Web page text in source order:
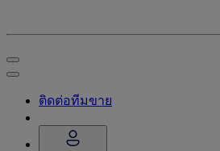
ติดต่อทีมขาย